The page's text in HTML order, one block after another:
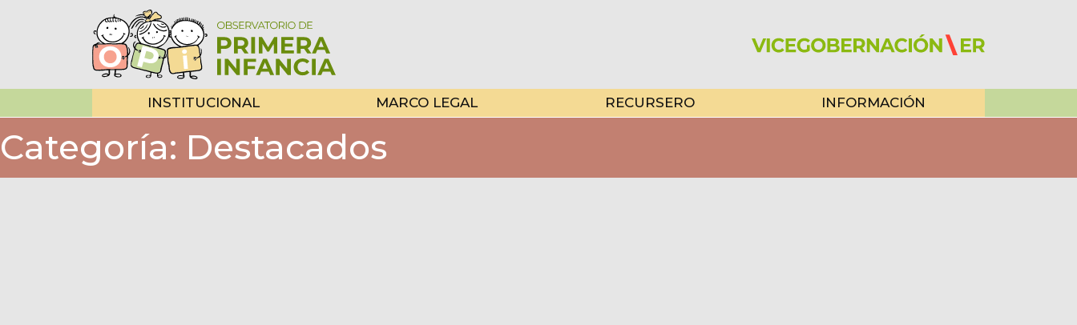
INSTITUCIONAL MARCO LEGAL RECURSERO INFORMACIÓN
Categoría: Destacados